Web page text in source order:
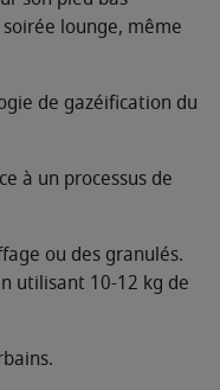
lounge, même
de gazéification du
à un processus de
ou des granulés.
utilisant 10-12 kg de